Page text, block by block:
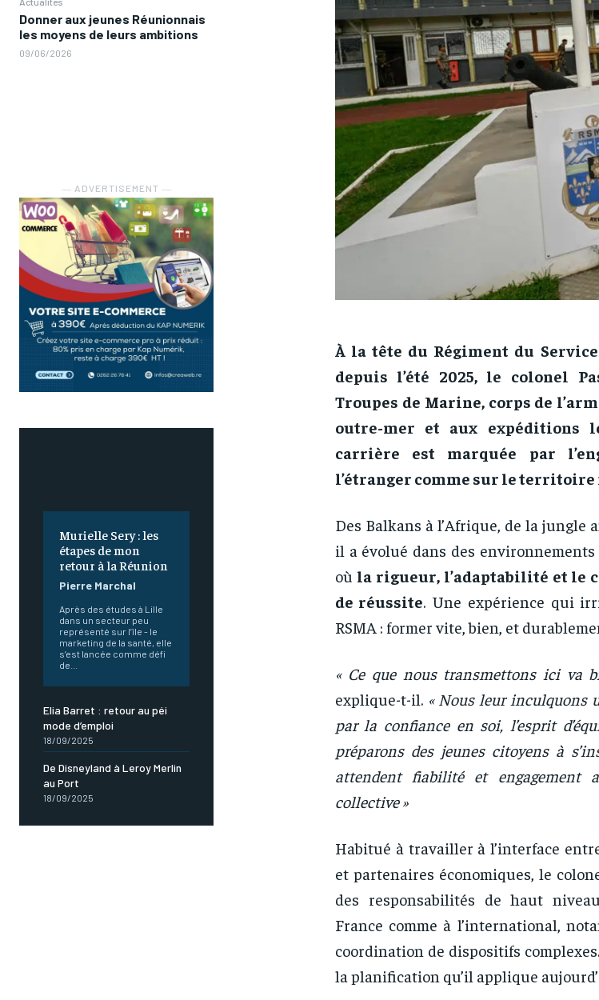
Donner aux jeunes Réunionnais
les moyens de leurs ambitions
09/06/2026
― ADVERTISEMENT ―
Murielle Sery : les
étapes de mon
retour à la Réunion
Pierre Marchal
Après des études à Lille
dans un secteur peu
représenté sur l’île - le
marketing de la santé, elle
s’est lancée comme défi
de...
Elia Barret : retour au péi
mode d’emploi
18/09/2025
De Disneyland à Leroy Merlin
au Port
18/09/2025
À la tête du Régiment du
depuis l’été 2025, le colonel
Troupes de Marine, corps de
outre-mer et aux expéditions
carrière est marquée par
l’étranger comme sur le
Des Balkans à l’Afrique, de la jungle
il a évolué dans des
où la rigueur, l’adaptabilité et le
de réussite. Une expérience qui
RSMA : former vite, bien, et
« Ce que nous transmettons ici va
explique-t-il. « Nous leur inculquons
par la confiance en soi, l’esprit
préparons des jeunes citoyens à
attendent fiabilité et engagement
collective »
Habitué à travailler à l’interface
et partenaires économiques, le
des responsabilités de haut
France comme à l’international,
coordination de dispositifs
la planification qu’il applique